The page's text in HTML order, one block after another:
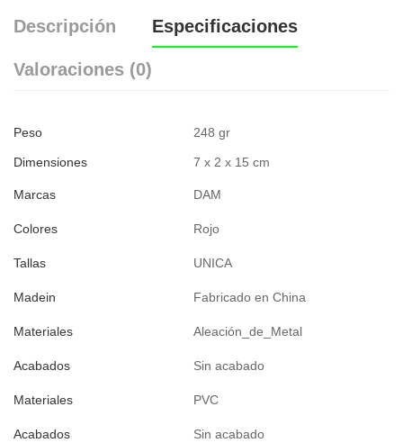
Descripción Especificaciones
Valoraciones (0)
Peso 248 gr
Dimensiones 7 x 2 x 15 cm
Marcas DAM
Colores Rojo
Tallas UNICA
Madein Fabricado en China
Materiales Aleación_de_Metal
Acabados Sin acabado
Materiales PVC
Acabados Sin acabado